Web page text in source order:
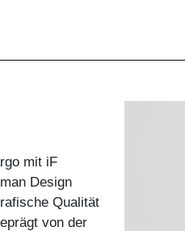
mit iF
Design
Qualität
von der